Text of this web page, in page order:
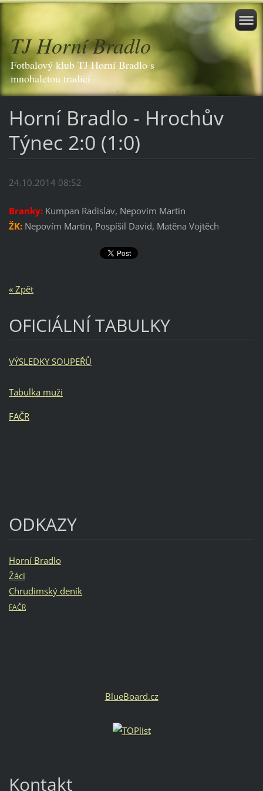
TJ Horní Bradlo
Fotbalový klub TJ Horní Bradlo s
mnohaletou tradicí
Horní Bradlo - Hrochův
Týnec 2:0 (1:0)
24.10.2014 08:52
Branky: Kumpan Radislav, Nepovím Martin
ŽK: Nepovím Martin, Pospíšil David, Matěna Vojtěch
« Zpět
OFICIÁLNÍ TABULKY
VÝSLEDKY SOUPEŘŮ
Tabulka muži
FAČR
ODKAZY
Horní Bradlo
Žáci
Chrudimský deník
FAČR
BlueBoard.cz
Kontakt